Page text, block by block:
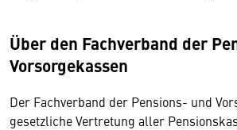
Über den Fachverband der
Vorsorgekassen
Der Fachverband der Pensions- und
gesetzliche Vertretung aller